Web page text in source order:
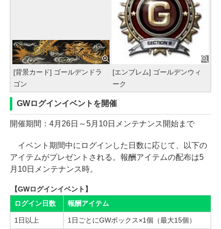
[背景カード] ゴールデンドラ
ゴン
[エンブレム] ゴールデンウィ
ーク
GWログインイベントを開催
開催期間：4月26日～5月10日メンテナンス開始まで
イベント期間中にログインした日数に応じて、以下の
アイテムがプレゼントされる。報酬アイテムの配布は5
月10日メンテナンス時。
【GWログインイベント】
ログイン日数
報酬アイテム
1日以上 1日ごとにGWボックス×1個（最大15個）